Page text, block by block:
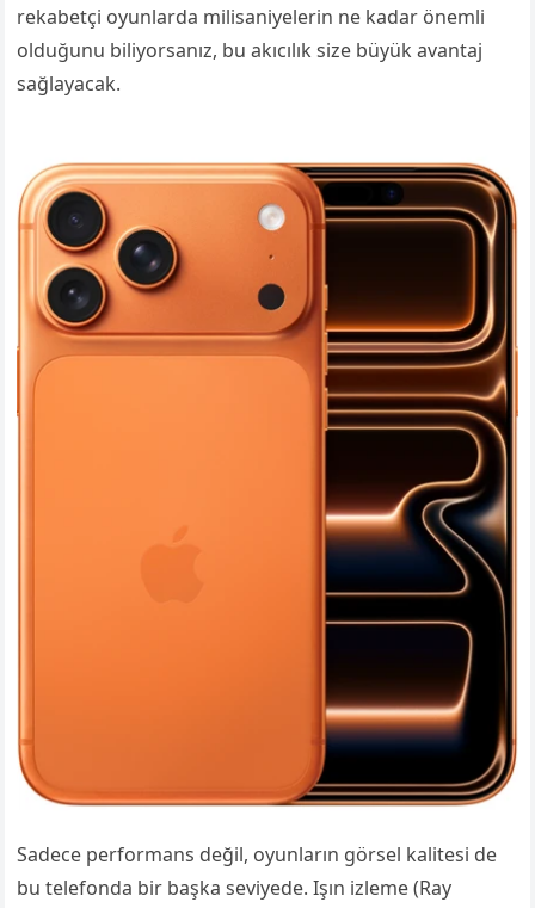
rekabetçi oyunlarda milisaniyelerin ne kadar önemli
olduğunu biliyorsanız, bu akıcılık size büyük avantaj
sağlayacak.
Sadece performans değil, oyunların görsel kalitesi de
bu telefonda bir başka seviyede. Işın izleme (Ray